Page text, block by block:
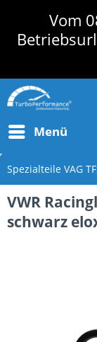
Vom
Menü
Spezialteile VAG
VWR
schwarz